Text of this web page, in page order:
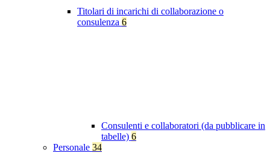
Titolari di incarichi di collaborazione o
consulenza 6
Consulenti e collaboratori (da pubblicare in
tabelle) 6
Personale 34